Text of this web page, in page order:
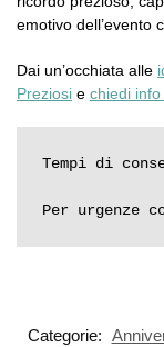
emotivo dell’evento
Dai un’occhiata alle
Preziosi e chiedi
Tempi di
Per urgenze
Categorie: